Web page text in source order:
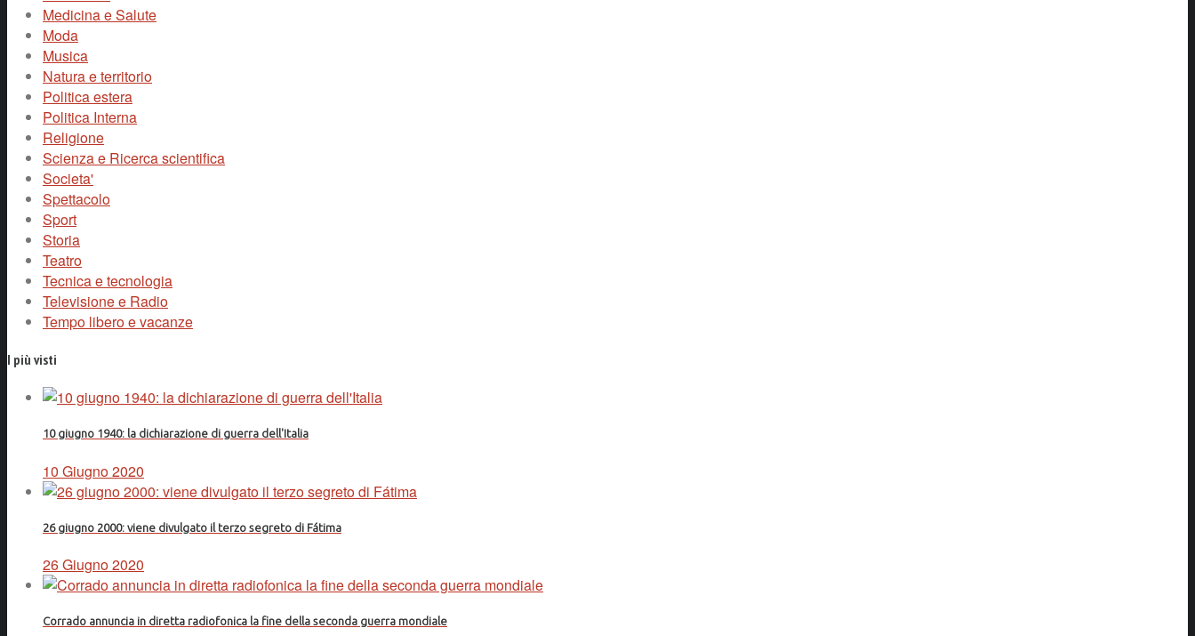
Medicina e Salute
Moda
Musica
Natura e territorio
Politica estera
Politica Interna
Religione
Scienza e Ricerca scientifica
Societa'
Spettacolo
Sport
Storia
Teatro
Tecnica e tecnologia
Televisione e Radio
Tempo libero e vacanze
I più visti
10 giugno 1940: la dichiarazione di guerra dell'Italia
10 Giugno 2020
26 giugno 2000: viene divulgato il terzo segreto di Fátima
26 Giugno 2020
Corrado annuncia in diretta radiofonica la fine della seconda guerra mondiale